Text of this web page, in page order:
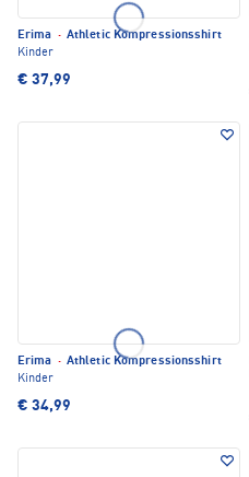
Erima · Athletic Kompressionsshirt
Kinder
€ 37,99
Erima · Athletic Kompressionsshirt
Kinder
€ 34,99